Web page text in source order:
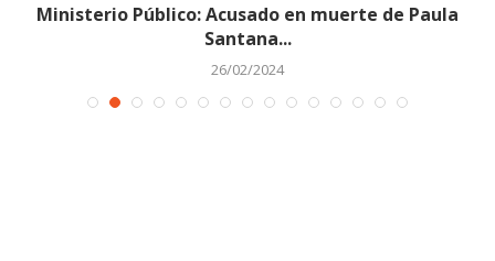
Ministerio Público: Acusado en muerte de Paula
Santana...
26/02/2024